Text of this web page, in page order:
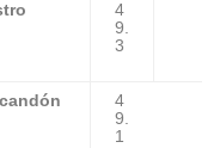
4
9.
3
4
9.
1